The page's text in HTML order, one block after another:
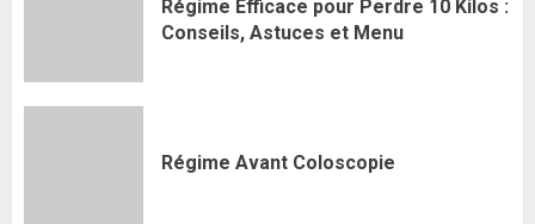
Régime Efficace pour Perdre 10 Kilos :
Conseils, Astuces et Menu
Régime Avant Coloscopie